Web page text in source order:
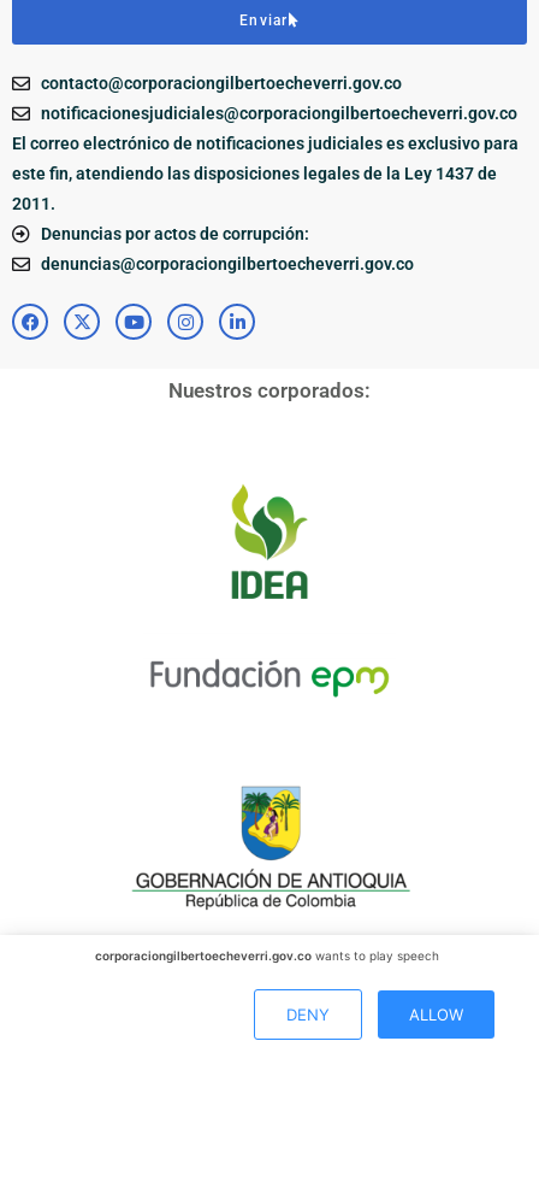
Enviar
contacto@corporaciongilbertoecheverri.gov.co
notificacionesjudiciales@corporaciongilbertoecheverri.gov.co
El correo electrónico de notificaciones judiciales es exclusivo para
este fin, atendiendo las disposiciones legales de la Ley 1437 de
2011.
Denuncias por actos de corrupción:
denuncias@corporaciongilbertoecheverri.gov.co
Nuestros corporados:
corporaciongilbertoecheverri.gov.cowants to play speech
DENY ALLOW